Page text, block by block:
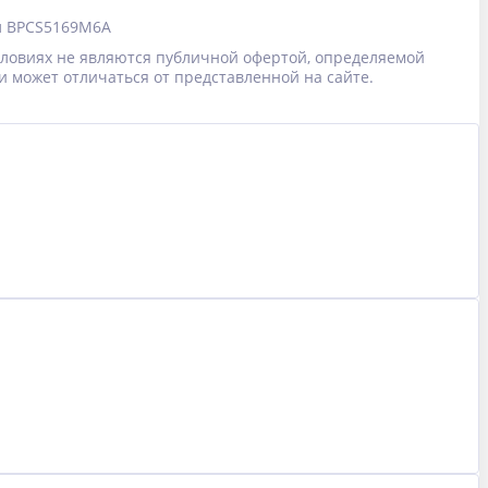
BPCS5169M6A
не являются публичной офертой, определяемой
отличаться от представленной на сайте.